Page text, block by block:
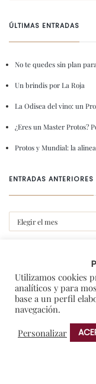
ÚLTIMAS ENTRADAS
No te quedes sin plan
Un brindis por La Roja
La Odisea del vino: un
¿Eres un Master Protos?
Protos y Mundial: la
ENTRADAS ANTERIORES
#gastroprotos
Amigos de Protos
Blog
Utilizamos cookies
analíticos y para
base a un perfil
navegación.
Personalizar